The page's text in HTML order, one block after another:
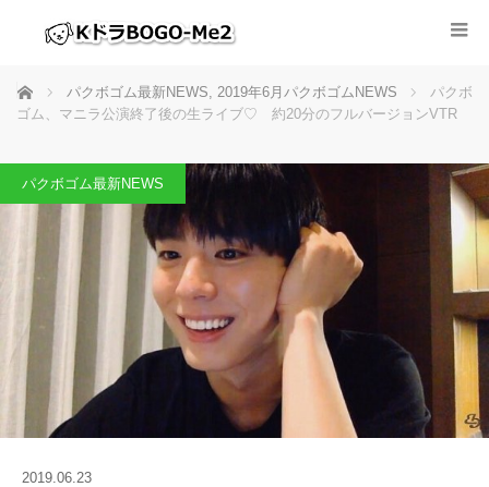
ホーム パクボゴム最新NEWS, 2019年6月パクボゴムNEWS
パクボ
ゴム、マニラ公演終了後の生ライブ♡ 約20分のフルバージョンVTR
パクボゴム最新NEWS
2019.06.23